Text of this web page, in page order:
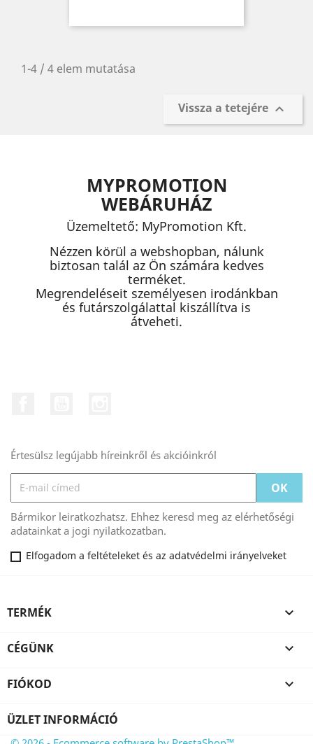
1-4 / 4 elem mutatása
Vissza a tetejére 
MYPROMOTION
WEBÁRUHÁZ
Üzemeltető: MyPromotion Kft.
Nézzen körül a webshopban, nálunk
biztosan talál az Ön számára kedves
terméket.
Megrendeléseit személyesen irodánkban
és futárszolgálattal kiszállítva is
átveheti.
Értesülsz legújabb híreinkről és akcióinkról
Bármikor leiratkozhatsz. Ehhez keresd meg az elérhetőségi
adatainkat a jogi nyilatkozatban.
Elfogadom a feltételeket és az adatvédelmi irányelveket
TERMÉK 
CÉGÜNK 
FIÓKOD 
ÜZLET INFORMÁCIÓ